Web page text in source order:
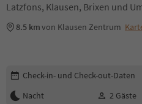
Latzfons, Klausen, Brixen und
8.5 kmvon Klausen Zentrum
Buchungsdetails bearbeiten
Check-in- und Check-out-Daten
Nacht
2 Gäste